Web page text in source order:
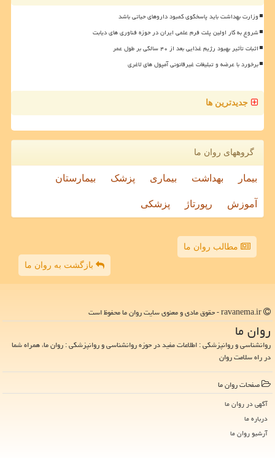
وزارت بهداشت باید پاسخگوی کمبود داروهای حیاتی باشد
شروع به کار اولین پلت فرم علمی ایران در حوزه فناوری های دیابت
اثبات تأثیر بهبود رژیم غذایی بعد از ۴۰ سالگی بر طول عمر
برخورد با عرضه و تبلیغات غیرقانونی آمپول های لاغری
جدیدترین ها
گروههای روان ما
بیمار بهداشت بیماری پزشک بیمارستان
آموزش رپورتاژ پزشکی
مطالب روان ما
بازگشت به روان ما
روان ما
روانشناسی و روانپزشکی : اطلاعات مفید در حوزه روانشناسی و روانپزشکی : روان ما، همراه شما
در راه سلامت روان
صفحات روان ما
آگهی در روان ما
درباره ما
آرشیو روان ما